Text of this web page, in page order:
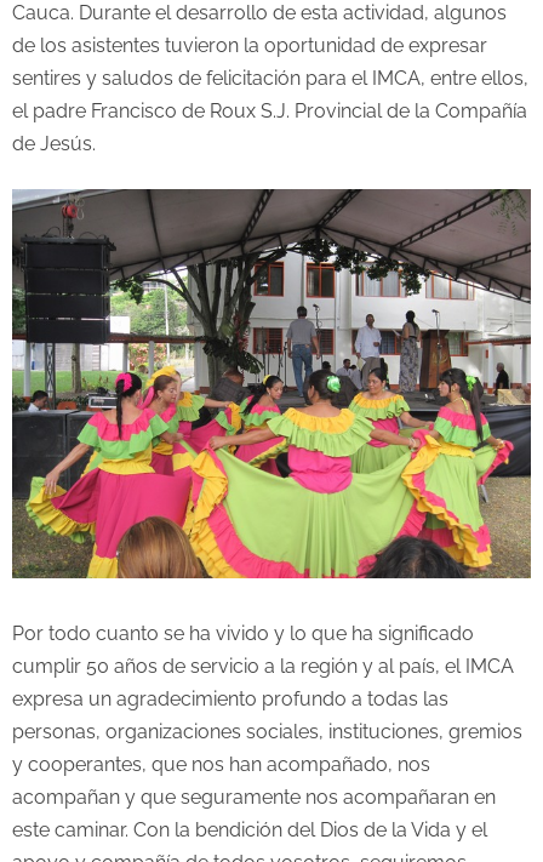
Cauca. Durante el desarrollo de esta actividad, algunos
de los asistentes tuvieron la oportunidad de expresar
sentires y saludos de felicitación para el IMCA, entre ellos,
el padre Francisco de Roux S.J. Provincial de la Compañía
de Jesús.
Por todo cuanto se ha vivido y lo que ha significado
cumplir 50 años de servicio a la región y al país, el IMCA
expresa un agradecimiento profundo a todas las
personas, organizaciones sociales, instituciones, gremios
y cooperantes, que nos han acompañado, nos
acompañan y que seguramente nos acompañaran en
este caminar. Con la bendición del Dios de la Vida y el